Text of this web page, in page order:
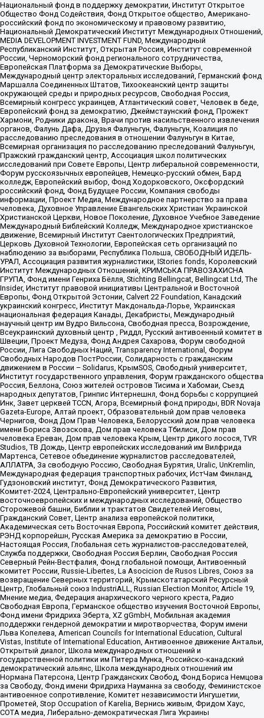
Национальный фонд в поддержку демократии, Институт Открытое
Общество Фонд Содействия, Фонд Открытое общество, Американо-
российский фонд по экономическому и правовому развитию,
Национальный Демократический Институт Международных Отношений,
MEDIA DEVELOPMENT INVESTMENT FUND, Международный
Республиканский Институт, Открытая Россия, Институт современной
России, Черноморский фонд регионального сотрудничества,
Европейская Платформа за Демократические Выборы,
Международный центр электоральных исследований, Германский фонд
Маршалла Соединенных Штатов, Тихоокеанский центр защиты
окружающей среды и природных ресурсов, Свободная Россия,
Всемирный конгресс украинцев, Атлантический совет, Человек в беде,
Европейский фонд за демократию, Джеймстаунский фонд, Прожект
Хармони, Родники дракона, Врачи против насильственного извлечения
органов, Фалунь Дафа, Друзья Фалуньгун, Фалуньгун, Коалиция по
расследованию преследования в отношении Фалуньгун в Китае,
Всемирная организация по расследованию преследований Фалуньгун,
Пражский гражданский центр, Ассоциация школ политических
исследований при Совете Европы, Центр либеральной современности,
Форум русскоязычных европейцев, Немецко-русский обмен, Бард
колледж, Европейский выбор, Фонд Ходорковского, Оксфордский
российский фонд, Фонд Будущее России, Компания свободы
информации, Проект Медиа, Международное партнерство за права
человека, Духовное Управление Евангельских Христиан Украинской
Христианской Церкви, Новое Поколение, Духовное Учебное Заведение
Международный Библейский Колледж, Международное христианское
движение, Всемирный Институт Саентологических Предприятий,
Церковь Духовной Технологии, Европейская сеть организаций по
наблюдению за выборами, Республика Польша, СВОБОДНЫЙ ИДЕЛЬ-
УРАЛ, Ассоциация развития журналистики, IStories fonds, Королевский
Институт Международных Отношений, КРИМСЬКА ПРАВОЗАХИСНА
ГРУПА, Фонд имени Генриха Бёлля, Stichting Bellingcat, Bellingcat Ltd, The
Insider, Институт правовой инициативы Центральной и Восточной
Европы, Фонд Открытой Эстонии, Calvert 22 Foundation, Канадский
украинский конгресс, Институт Макдональда-Лорье, Украинская
национальная федерация Канады, Декабристы, Международный
научный центр им Вудро Вильсона, Свободная пресса, Возрождение,
Всеукраинский духовный центр , Риддл, Русский антивоенный комитет в
Швеции, Проект Медуза, Фонд Андрея Сахарова, Форум свободной
России, Лига Свободных Наций, Transparеncy International, Форум
Свободных Народов ПостРоссии, Солидарность с гражданским
движением в России – Solidarus, КрымSOS, Свободный университет,
Институт государственного управления, Форум гражданского общества
Россия, Беллона, Союз жителей островов Тисима и Хабомаи, Съезд
народных депутатов, Гринпис Интернешнл, Фонд борьбы с коррупцией
Инк, Завет церквей TCCN, Агора, Всемирный фонд природы, BDR Novaja
Gazeta-Europe, Алтай проект, Образовательный дом прав человека
Чернигов, Фонд Дом Прав Человека, Белорусский дом прав человека
имени Бориса Звозскова, Дом прав человека Тбилиси, Дом прав
человека Ереван, Дом прав человека Крым, Центр дикого лосося, TVR
Studios, ТВ Дождь, Центр европейских исследований им Вилфрида
Мартенса, Сетевое объединение журналистов расследователей,
АЛЛАТРА, За свободную Россию, Свободная Бурятия, Uralic, UnKremlin,
Международная федерация транспортных рабочих, ИстЧам Финланд,
Гудзоновский институт, Фонд Демократического Развития,
Комитет-2024, Центрально-Европейский университет, Центр
восточноевропейских и международных исследований, Общество
Сторожевой башни, Библии и трактатов Свидетелей Иеговы,
Гражданский Совет, Центр анализа европейской политики,
Академическая сеть Восточная Европа, Российский комитет действия,
РЭНД корпорейшн, Русская Америка за демократию в России,
Настоящая Россия, Глобальная сеть журналистов-расследователей,
Служба поддержки, Свободная Россия Берлин, Свободная Россия
Северный Рейн-Вестфалия, Фонд глобальной помощи, Антивоенный
комитет России, Russie-Libertes, La Asocicion de Rusos Libres, Союз за
возвращение Северных территорий, Крымскотатарский Ресурсный
Центр, Глобальный союз IndustriALL, Russian Election Monitor, Article 19,
Мнение медиа, Федерация анархического черного креста, Радио
Свободная Европа, Германское общество изучения Восточной Европы,
Фонд имени Фридриха Эберта, XZ gGmbH, Мобильная академия
поддержки гендерной демократии и миротворчества, Форум имени
Льва Копелева, American Councils for International Education, Cultural
Vistas, Institute of International Education, Антивоенное движение Антальи,
Открытый диалог, Школа международных отношений и
государственной политики им Питера Мунка, Российско-канадский
демократический альянс, Школа международных отношений им
Нормана Патерсона, Центр Гражданских Свобод, Фонд Бориса Немцова
за Свободу, Фонд имени Фридриха Науманна за свободу, Феминистское
антивоенное сопротивление, Комитет независимости Ингушетии,
Прометей, Stop Occupation of Karelia, Вернись живым, Фридом Хаус,
СОТА медиа, Либерально-демократическая Лига Украины